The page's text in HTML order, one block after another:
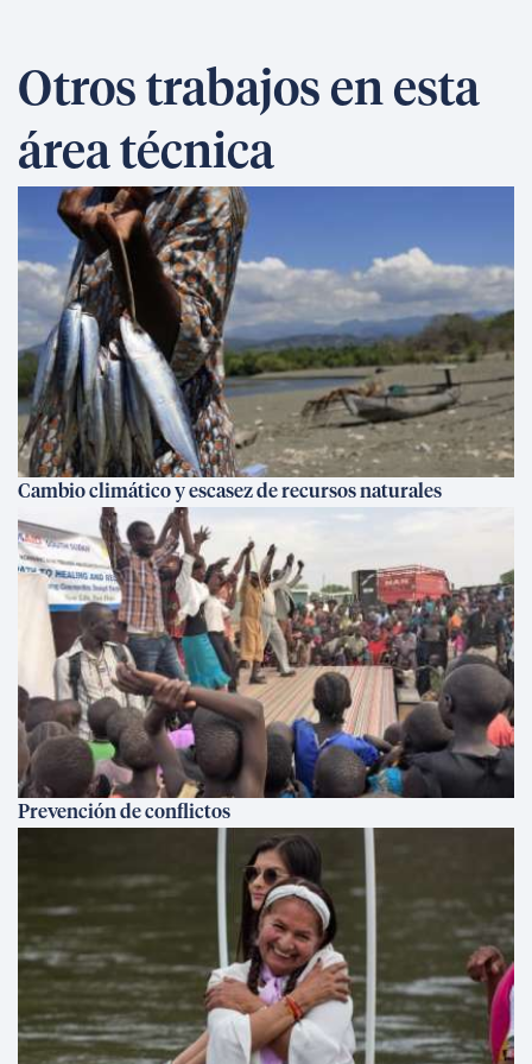
Otros trabajos en esta
área técnica
Cambio climático y escasez de recursos naturales
Prevención de conflictos